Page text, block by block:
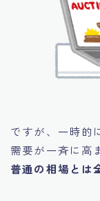
ですが、一時的
需要が一斉に高
普通の相場とは